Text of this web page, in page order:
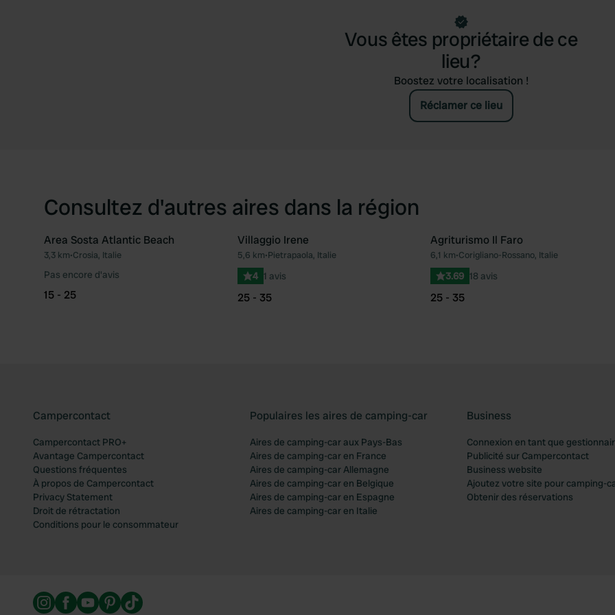
Vous êtes propriétaire de ce
lieu?
Boostez votre localisation !
Réclamer ce lieu
Consultez d'autres aires dans la région
Préféré
Area Sosta Atlantic Beach
3,3 km•Crosia, Italie
Pas encore d'avis
15 - 25
Préféré
Villaggio Irene
5,6 km•Pietrapaola, Italie
4 1 avis
25 - 35
Agriturismo Il Faro
6,1 km•Corigliano-Rossano, Italie
3.69 18 avis
25 - 35
Campercontact
Campercontact PRO+
Avantage Campercontact
Questions fréquentes
À propos de Campercontact
Privacy Statement
Droit de rétractation
Conditions pour le consommateur
Populaires les aires de camping-car
Aires de camping-car aux Pays-Bas
Aires de camping-car en France
Aires de camping-car Allemagne
Aires de camping-car en Belgique
Aires de camping-car en Espagne
Aires de camping-car en Italie
Business
Connexion en tant que
Publicité sur Campercontact
Business website
Ajoutez votre site pour camping-
Obtenir des réservations